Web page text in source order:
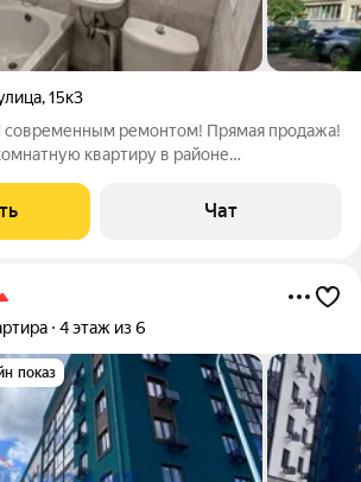
,15к3
ремонтом! Прямая продажа!
квартиру в районе
1982 г., квартира на 2 этаже (не
Чат
4 этаж из 6
показ